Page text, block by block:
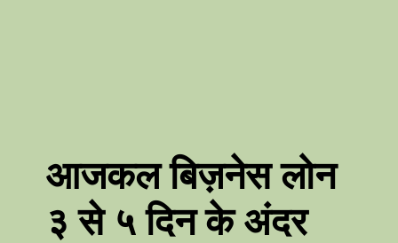
आजकल बिज़नेस लोन
३ से ५ दिन के अंदर